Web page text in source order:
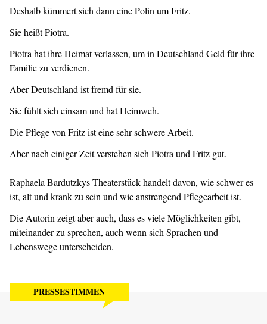
Deshalb kümmert sich dann eine Polin um Fritz.
Sie heißt Piotra.
Piotra hat ihre Heimat verlassen, um in Deutschland Geld für ihre
Familie zu verdienen.
Aber Deutschland ist fremd für sie.
Sie fühlt sich einsam und hat Heimweh.
Die Pflege von Fritz ist eine sehr schwere Arbeit.
Aber nach einiger Zeit verstehen sich Piotra und Fritz gut.
Raphaela Bardutzkys Theaterstück handelt davon, wie schwer es
ist, alt und krank zu sein und wie anstrengend Pflegearbeit ist.
Die Autorin zeigt aber auch, dass es viele Möglichkeiten gibt,
miteinander zu sprechen, auch wenn sich Sprachen und
Lebenswege unterscheiden.
PRESSESTIMMEN